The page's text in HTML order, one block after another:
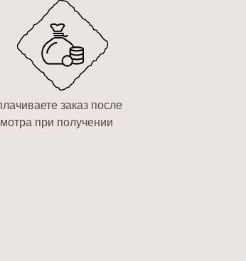
заказ после
при получении